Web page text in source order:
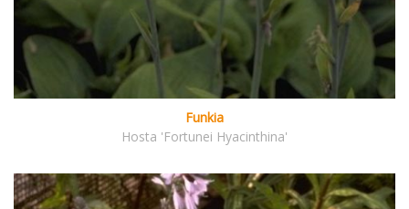
Funkia
Hosta 'Fortunei Hyacinthina'